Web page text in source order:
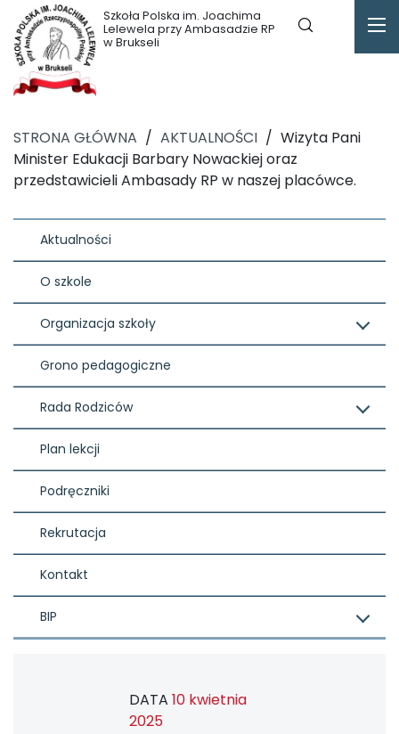
Szkoła Polska im. Joachima
Lelewela przy Ambasadzie RP
w Brukseli
STRONA GŁÓWNA / AKTUALNOŚCI / Wizyta Pani
Minister Edukacji Barbary Nowackiej oraz
przedstawicieli Ambasady RP w naszej placówce.
Aktualności
O szkole
Organizacja szkoły
Grono pedagogiczne
Rada Rodziców
Plan lekcji
Podręczniki
Rekrutacja
Kontakt
BIP
DATA 10 kwietnia
2025